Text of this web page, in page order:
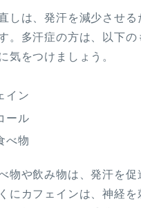
しは、発汗を減少させる
。多汗症の方は、以下の
気をつけましょう。
イン
ール
べ物
物や飲み物は、発汗を促
にカフェインは、神経を